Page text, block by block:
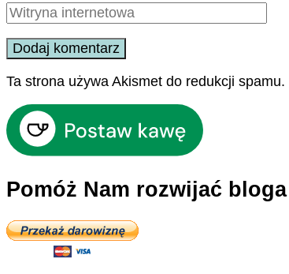
Ta strona używa Akismet do redukcji spamu.
Pomóż Nam rozwijać bloga